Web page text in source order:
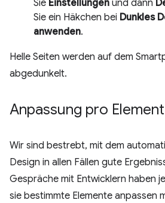
Sie Einstellungen und dann
Sie ein Häkchen bei Dunkles
anwenden.
Helle Seiten werden auf dem
abgedunkelt.
Anpassung pro Element
Wir sind bestrebt, mit dem
Design in allen Fällen gute
Gespräche mit Entwicklern haben
sie bestimmte Elemente anpassen